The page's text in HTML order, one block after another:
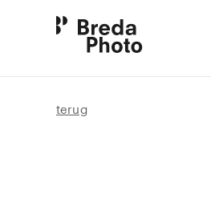
terug